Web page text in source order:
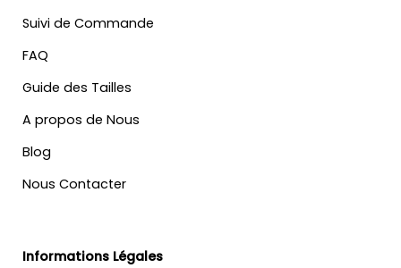
Suivi de Commande
FAQ
Guide des Tailles
A propos de Nous
Blog
Nous Contacter
Informations Légales